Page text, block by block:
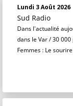
Lundi 3 Août 2026
Sud Radio
Dans l'actualité
dans le Var / 30
Femmes : Le